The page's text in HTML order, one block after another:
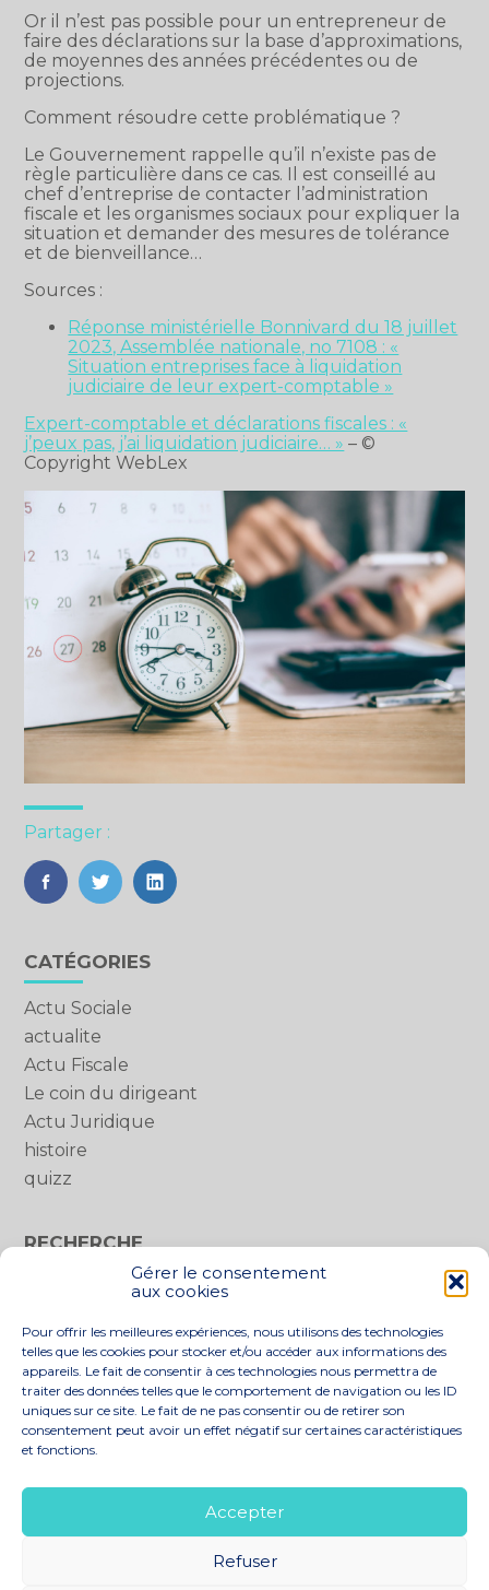
Gérer le consentement
aux cookies
Pour offrir les meilleures expériences, nous utilisons des technologies
telles que les cookies pour stocker et/ou accéder aux informations des
appareils. Le fait de consentir à ces technologies nous permettra de
traiter des données telles que le comportement de navigation ou les ID
uniques sur ce site. Le fait de ne pas consentir ou de retirer son
consentement peut avoir un effet négatif sur certaines caractéristiques
et fonctions.
Accepter
Refuser
Or il n’est pas possible pour un entrepreneur de
faire des déclarations sur la base d’approximations,
de moyennes des années précédentes ou de
projections.
Comment résoudre cette problématique ?
Le Gouvernement rappelle qu’il n’existe pas de
règle particulière dans ce cas. Il est conseillé au
chef d’entreprise de contacter l’administration
fiscale et les organismes sociaux pour expliquer la
situation et demander des mesures de tolérance
et de bienveillance…
Sources :
Réponse ministérielle Bonnivard du 18 juillet
2023, Assemblée nationale, no 7108 : «
Situation entreprises face à liquidation
judiciaire de leur expert-comptable »
Expert-comptable et déclarations fiscales : «
j’peux pas, j’ai liquidation judiciaire… » – ©
Copyright WebLex
Partager :
FaceBook
TwitterLinkedIn
Blog
sidebar
CATÉGORIES
Actu Sociale
actualite
Actu Fiscale
Le coin du dirigeant
Actu Juridique
histoire
quizz
RECHERCHE
Rechercher :
Principale
NOS SOLUTIONS
ACTUALITÉS
RECRUTEMENT
CONTACT